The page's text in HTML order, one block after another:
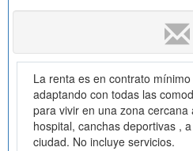
La renta es en contrato
adaptando con todas las
para vivir en una zona cercana
hospital, canchas deportivas ,
ciudad. No incluye servicios.